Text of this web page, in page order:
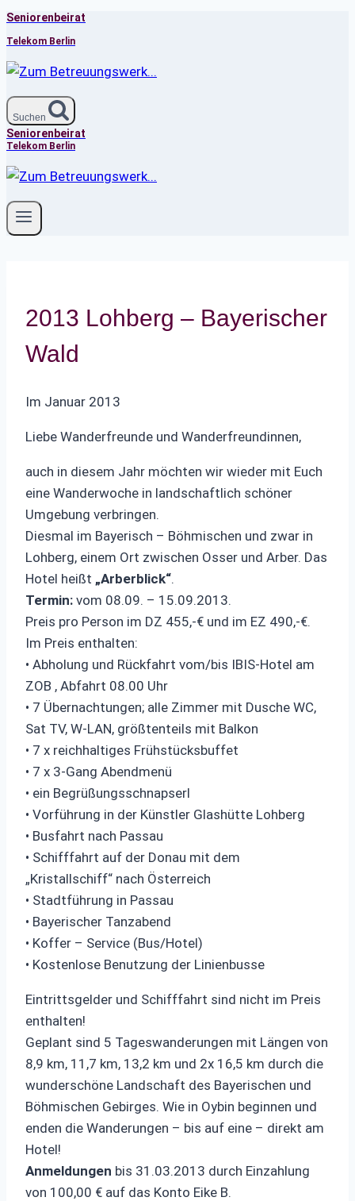
Zum
Inhalt
springen
Seniorenbeirat
Telekom Berlin
Suchen
Seniorenbeirat
Telekom Berlin
2013 Lohberg – Bayerischer
Wald
Im Januar 2013
Liebe Wanderfreunde und Wanderfreundinnen,
auch in diesem Jahr möchten wir wieder mit Euch
eine Wanderwoche in landschaftlich schöner
Umgebung verbringen.
Diesmal im Bayerisch – Böhmischen und zwar in
Lohberg, einem Ort zwischen Osser und Arber. Das
Hotel heißt „Arberblick“.
Termin: vom 08.09. – 15.09.2013.
Preis pro Person im DZ 455,-€ und im EZ 490,-€.
Im Preis enthalten:
• Abholung und Rückfahrt vom/bis IBIS-Hotel am
ZOB , Abfahrt 08.00 Uhr
• 7 Übernachtungen; alle Zimmer mit Dusche WC,
Sat TV, W-LAN, größtenteils mit Balkon
• 7 x reichhaltiges Frühstücksbuffet
• 7 x 3-Gang Abendmenü
• ein Begrüßungsschnapserl
• Vorführung in der Künstler Glashütte Lohberg
• Busfahrt nach Passau
• Schifffahrt auf der Donau mit dem
„Kristallschiff“ nach Österreich
• Stadtführung in Passau
• Bayerischer Tanzabend
• Koffer – Service (Bus/Hotel)
• Kostenlose Benutzung der Linienbusse
Eintrittsgelder und Schifffahrt sind nicht im Preis
enthalten!
Geplant sind 5 Tageswanderungen mit Längen von
8,9 km, 11,7 km, 13,2 km und 2x 16,5 km durch die
wunderschöne Landschaft des Bayerischen und
Böhmischen Gebirges. Wie in Oybin beginnen und
enden die Wanderungen – bis auf eine – direkt am
Hotel!
Anmeldungen bis 31.03.2013 durch Einzahlung
von 100,00 € auf das Konto Eike B.